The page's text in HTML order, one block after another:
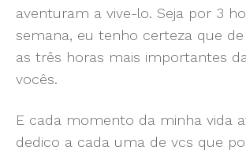
aventuram a vive-lo. Seja por 3
semana, eu tenho certeza que
as três horas mais importantes
vocês.
E cada momento da minha vida
dedico a cada uma de vcs que